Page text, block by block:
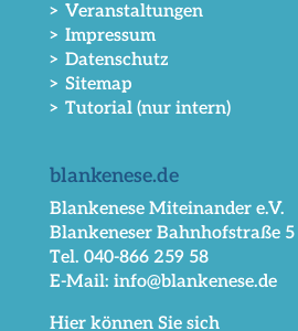
> Veranstaltungen
> Impressum
> Datenschutz
> Sitemap
> Tutorial (nur intern)
blankenese.de
Blankenese Miteinander e.V.
Blankeneser Bahnhofstraße 5
Tel. 040-866 259 58
E-Mail: info@blankenese.de
Hier können Sie sich